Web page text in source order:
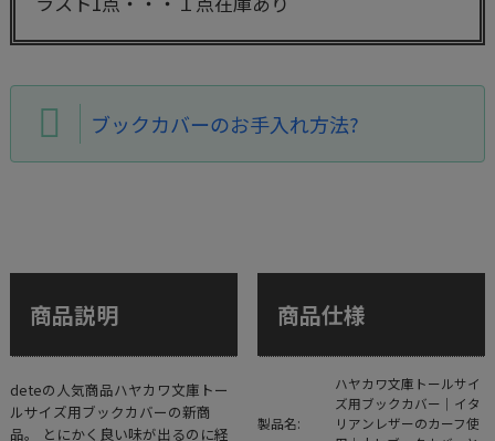
ブックカバーのお手入れ方法?
商品説明
deteの人気商品ハヤカワ文庫トー
ルサイズ用ブックカバーの新商
品。 とにかく良い味が出るのに経
商品仕様
製品名:
ハヤカワ文庫トールサイ
ズ用ブックカバー｜イタ
リアンレザーのカーフ使